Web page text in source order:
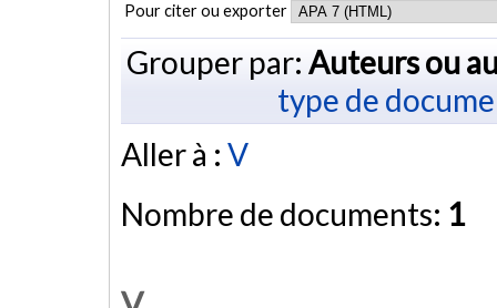
Pour citer ou exporter
Grouper par: Auteurs ou
type de
Aller à : V
Nombre de documents: 1